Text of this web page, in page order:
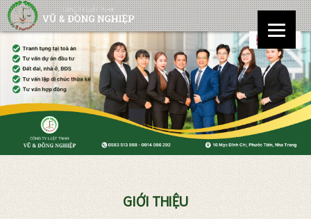
GIỚI THIỆU